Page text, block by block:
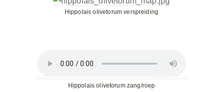
Hippolais olivetorum verspreiding
Hippolais olivetorum zang/roep